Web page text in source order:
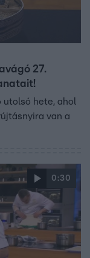
27.
hete, ahol
van a
0:30